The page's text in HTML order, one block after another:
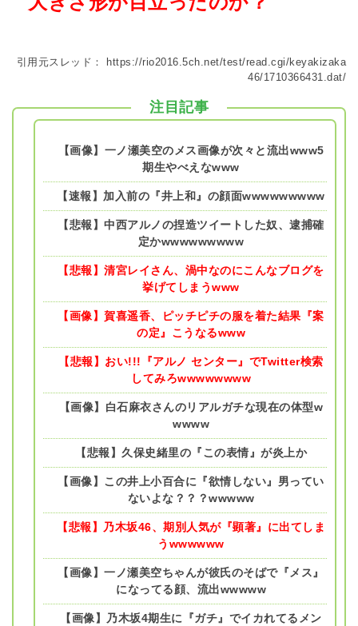
引用元スレッド： https://rio2016.5ch.net/test/read.cgi/keyakizaka
46/1710366431.dat/
注目記事
【画像】一ノ瀬美空のメス画像が次々と流出www5
期生やべえなwww
【速報】加入前の『井上和』の顔面wwwwwwwww
【悲報】中西アルノの捏造ツイートした奴、逮捕確
定かwwwwwwwww
【悲報】清宮レイさん、渦中なのにこんなブログを
挙げてしまうwww
【画像】賀喜遥香、ピッチピチの服を着た結果『案
の定』こうなるwww
【悲報】おい!!!『アルノ センター』でTwitter検索
してみろwwwwwwww
【画像】白石麻衣さんのリアルガチな現在の体型w
wwww
【悲報】久保史緒里の『この表情』が炎上か
【画像】この井上小百合に『欲情しない』男ってい
ないよな？？？wwwww
【悲報】乃木坂46、期別人気が『顕著』に出てしま
うwwwwww
【画像】一ノ瀬美空ちゃんが彼氏のそばで『メス』
になってる顔、流出wwwww
【画像】乃木坂4期生に『ガチ』でイカれてるメン